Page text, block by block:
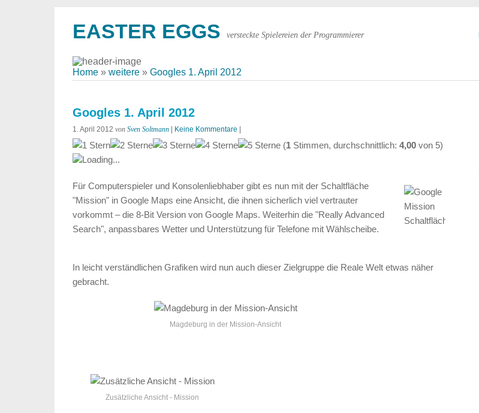
EASTER EGGS versteckte Spielereien der Programmierer
Home » weitere » Googles 1. April 2012
Googles 1. April 2012
1. April 2012 von Sven Soltmann Keine Kommentare
(1 Stimmen, durchschnittlich: 4,00 von 5)
Loading...
Für Computerspieler und Konsolenliebhaber gibt es nun mit der Schaltfläche
"Mission" in Google Maps eine Ansicht, die ihnen sicherlich viel vertrauter
vorkommt – die 8-Bit Version von Google Maps. Weiterhin die "Really Advanced
Search", anpassbares Wetter und Unterstützung für Telefone mit Wählscheibe.
In leicht verständlichen Grafiken wird nun auch dieser Zielgruppe die Reale Welt etwas näher
gebracht.
Magdeburg in der Mission-Ansicht
Zusätzliche Ansicht - Mission